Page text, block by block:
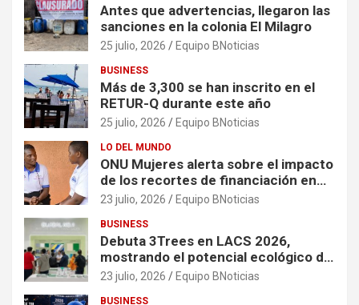
Antes que advertencias, llegaron las
sanciones en la colonia El Milagro
25 julio, 2026 Equipo BNoticias
BUSINESS
Más de 3,300 se han inscrito en el
RETUR-Q durante este año
25 julio, 2026 Equipo BNoticias
LO DEL MUNDO
ONU Mujeres alerta sobre el impacto
de los recortes de financiación en
organizaciones que apoyan a
crisis
23 julio, 2026 Equipo BNoticias
BUSINESS
Debuta 3Trees en LACS 2026,
mostrando el potencial ecológico de
China en América
23 julio, 2026 Equipo BNoticias
BUSINESS